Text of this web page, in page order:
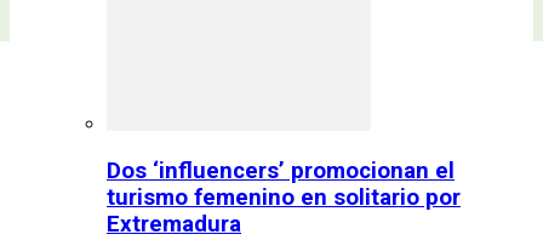
Dos ‘influencers’ promocionan el
turismo femenino en solitario por
Extremadura